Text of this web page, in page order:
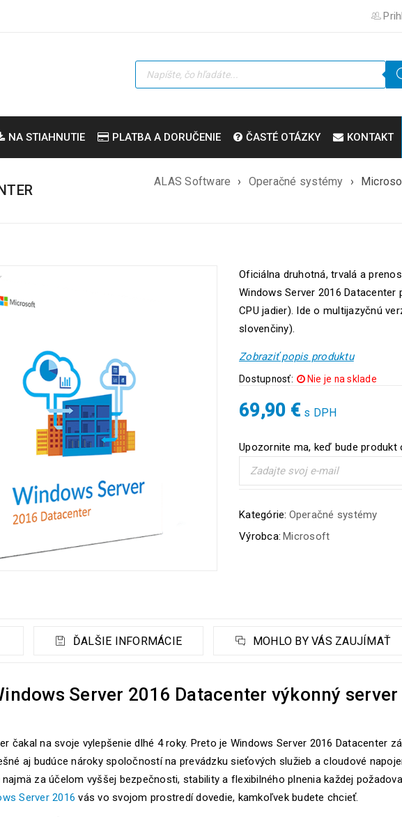
NA STIAHNUTIE PLATBA A DORUČENIE ČASTÉ OTÁZKY KONTAKT
ALAS Software › Operačné systémy ›
Oficiálna druhotná, trvalá a
Windows Server 2016 Datacenter
CPU jadier). Ide o multijazyčnú
slovenčiny).
Zobraziť popis produktu
Dostupnosť: Nie je na sklade
69,90 € s DPH
Upozornite ma, keď bude produkt
Kategórie: Operačné systémy
Výrobca: Microsoft
ĎALŠIE INFORMÁCIE MOHLO BY VÁS ZAUJÍMAŤ
Server 2016 Datacenter výkonný
čakal na svoje vylepšenie dlhé 4 roky. Preto je Windows Server 2016 Datacenter
aj budúce nároky spoločností na prevádzku sieťových služieb a cloudové
za účelom vyššej bezpečnosti, stability a flexibilného plnenia každej
Server 2016 vás vo svojom prostredí dovedie, kamkoľvek budete chcieť.